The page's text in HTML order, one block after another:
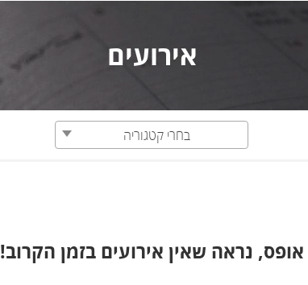
אירועים
בחרי קטגוריה
אופס, נראה שאין אירועים בזמן הקרוב!